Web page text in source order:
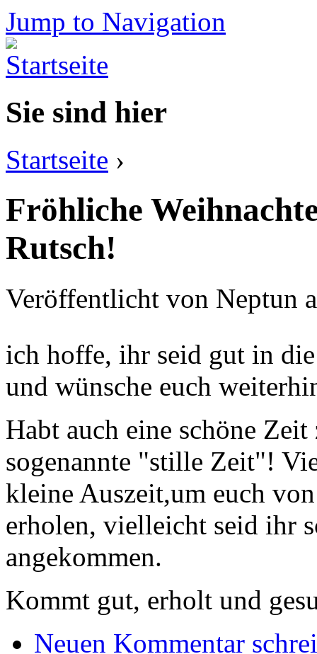
Jump to Navigation
Sie sind hier
Startseite ›
Fröhliche
Rutsch!
Veröffentlicht von Neptun
ich hoffe, ihr seid gut in
und wünsche euch
Habt auch eine schöne
sogenannte "stille Zeit"!
kleine Auszeit,um euch
erholen, vielleicht seid ihr
angekommen.
Kommt gut, erholt und
Neuen Kommentar